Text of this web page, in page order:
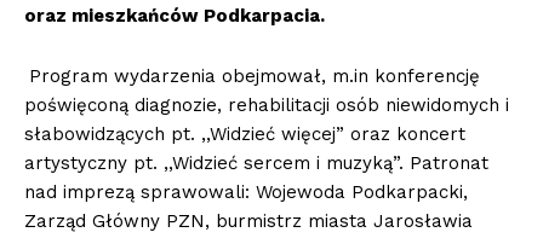
oraz mieszkańców Podkarpacia.
Program wydarzenia obejmował, m.in konferencję
poświęconą diagnozie, rehabilitacji osób niewidomych i
słabowidzących pt. ,,Widzieć więcej” oraz koncert
artystyczny pt. ,,Widzieć sercem i muzyką”. Patronat
nad imprezą sprawowali: Wojewoda Podkarpacki,
Zarząd Główny PZN, burmistrz miasta Jarosławia